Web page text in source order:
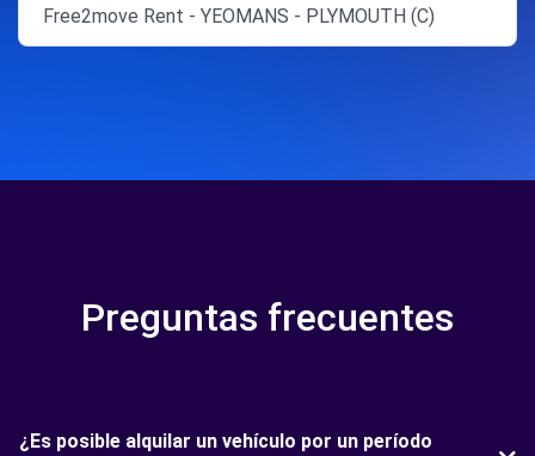
Free2move Rent - YEOMANS - PLYMOUTH (C)
Preguntas frecuentes
¿Es posible alquilar un vehículo por un período